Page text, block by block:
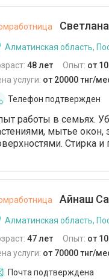
Алматинская область,
48 лет Опыт: от
услуги: от 20000 тнг/
Телефон подтвержден
работы в семьях.
мытье окон,
Стирка и
Айнаш
Алматинская область,
47 лет Опыт: от
услуги: от 70000 тнг/
Почта подтверждена